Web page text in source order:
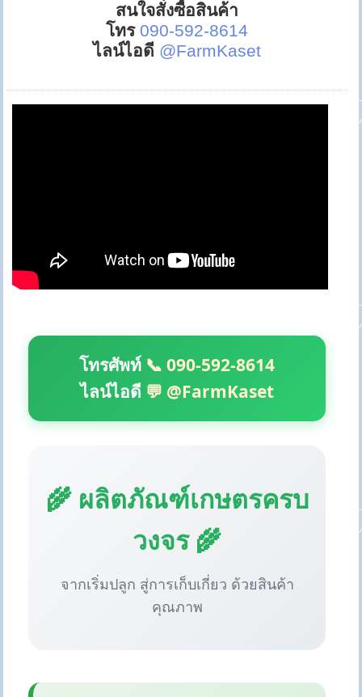
สนใจสั่งซื้อสินค้า
โทร 090-592-8614
ไลน์ไอดี @FarmKaset
โทรศัพท์ 📞 090-592-8614
ไลน์ไอดี 💬 @FarmKaset
🌾 ผลิตภัณฑ์เกษตรครบ
วงจร 🌾
จากเริ่มปลูก สู่การเก็บเกี่ยว ด้วยสินค้า
คุณภาพ